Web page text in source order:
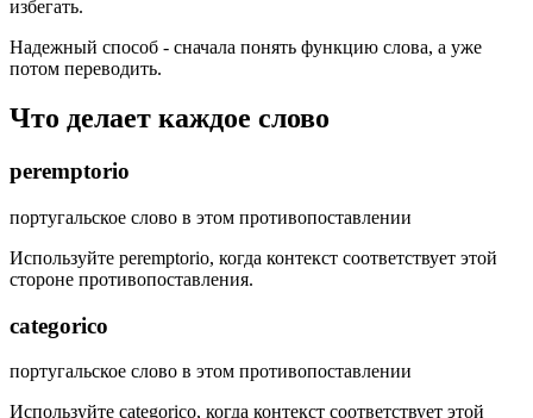
избегать.
Надежный способ - сначала понять функцию слова, а уже
потом переводить.
Что делает каждое слово
peremptorio
португальское слово в этом противопоставлении
Используйте peremptorio, когда контекст соответствует этой
стороне противопоставления.
categorico
португальское слово в этом противопоставлении
Используйте categorico, когда контекст соответствует этой